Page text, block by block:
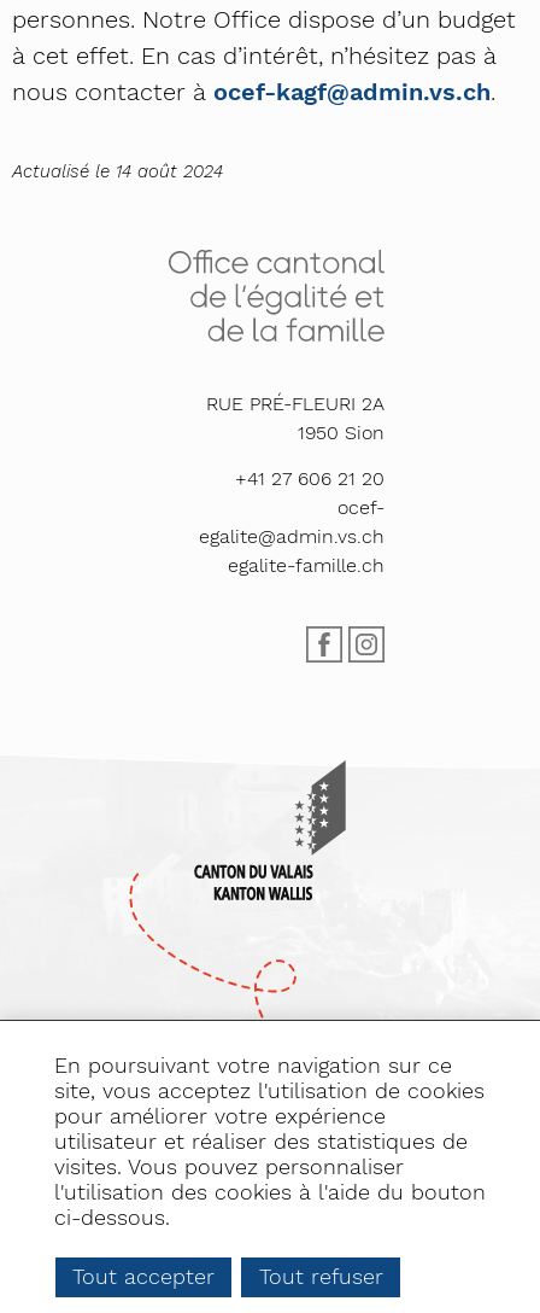
personnes. Notre Office dispose d’un budget
à cet effet. En cas d’intérêt, n’hésitez pas à
nous contacter à ocef-kagf@admin.vs.ch.
Actualisé le 14 août 2024
RUE PRÉ-FLEURI 2A
1950 Sion
+41 27 606 21 20
ocef-
egalite@admin.vs.ch
egalite-famille.ch
Abonnez-vous
à notre newsletter
En poursuivant votre navigation sur ce
site, vous acceptez l'utilisation de cookies
pour améliorer votre expérience
utilisateur et réaliser des statistiques de
visites. Vous pouvez personnaliser
l'utilisation des cookies à l'aide du bouton
ci-dessous.
Tout accepter Tout refuser